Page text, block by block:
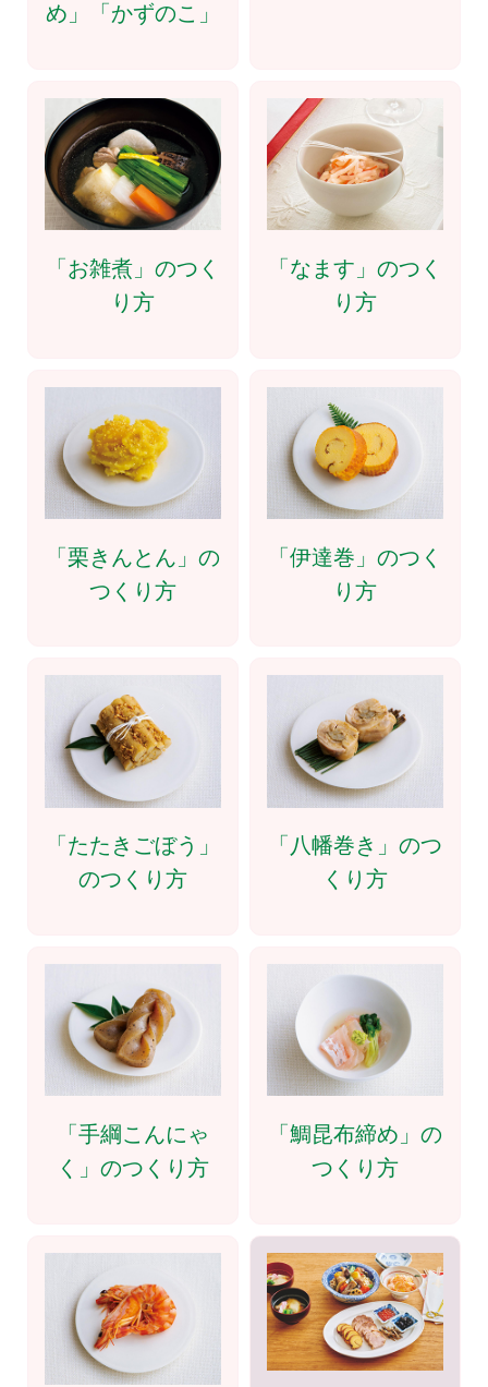
め」「かずのこ」
「お雑煮」のつく
り方
「なます」のつく
り方
「栗きんとん」の
つくり方
「伊達巻」のつく
り方
「たたきごぼう」
のつくり方
「八幡巻き」のつ
くり方
「手綱こんにゃ
く」のつくり方
「鯛昆布締め」の
つくり方